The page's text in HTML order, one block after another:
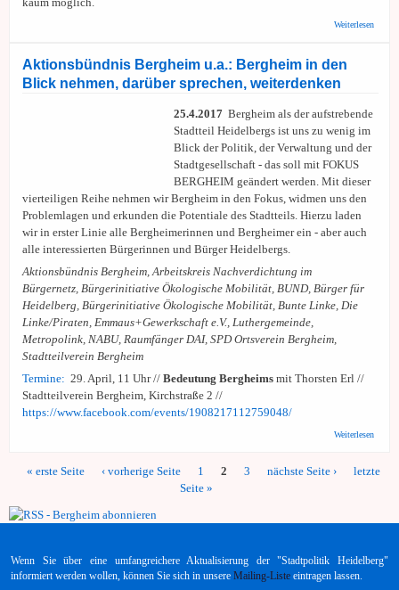
Weiterlesen
Aktionsbündnis Bergheim u.a.: Bergheim in den
Blick nehmen, darüber sprechen, weiterdenken
25.4.2017 Bergheim als der aufstrebende
Stadtteil Heidelbergs ist uns zu wenig im
Blick der Politik, der Verwaltung und der
Stadtgesellschaft - das soll mit FOKUS
BERGHEIM geändert werden. Mit dieser
vierteiligen Reihe nehmen wir Bergheim in den Fokus, widmen uns den
Problemlagen und erkunden die Potentiale des Stadtteils. Hierzu laden
wir in erster Linie alle Bergheimerinnen und Bergheimer ein - aber auch
alle interessierten Bürgerinnen und Bürger Heidelbergs.
Aktionsbündnis Bergheim, Arbeitskreis Nachverdichtung im
Bürgernetz, Bürgerinitiative Ökologische Mobilität, BUND, Bürger für
Heidelberg, Bürgerinitiative Ökologische Mobilität, Bunte Linke, Die
Linke/Piraten, Emmaus+Gewerkschaft e.V., Luthergemeinde,
Metropolink, NABU, Raumfänger DAI, SPD Ortsverein Bergheim,
Stadtteilverein Bergheim
Termine: 29. April, 11 Uhr // Bedeutung Bergheims mit Thorsten Erl //
Stadtteilverein Bergheim, Kirchstraße 2 //
https://www.facebook.com/events/1908217112759048/
Weiterlesen
Seiten
« erste Seite ‹ vorherige Seite 1 2 3 nächste Seite ›
letzte
Seite »
Wenn Sie über eine umfangreichere Aktualisierung der "Stadtpolitik Heidelberg"
informiert werden wollen, können Sie sich in unsere Mailing-Liste eintragen lassen.